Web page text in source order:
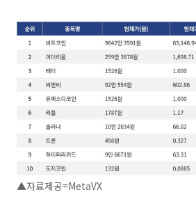
▲자료제공=MetaVX